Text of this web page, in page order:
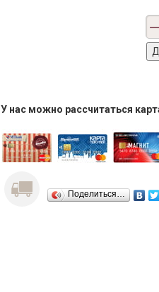
У нас можно рассчитаться
Поделиться…